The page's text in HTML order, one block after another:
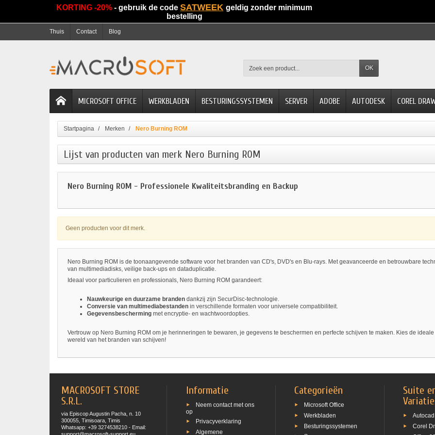
KORTING -20% - gebruik de code SATWEEK geldig zonder minimum
bestelling
Thuis Contact Blog
OK
MICROSOFT OFFICE WERKBLADEN BESTURINGSSYSTEMEN SERVER ADOBE AUTODESK COREL
Startpagina Merken Nero Burning ROM
Lijst van producten van merk Nero Burning ROM
Nero Burning ROM - Professionele Kwaliteitsbranding en Backup
Geen producten voor dit merk.
Nero Burning ROM is de toonaangevende software voor het branden van CD's, DVD's en Blu-rays. Met geavanceerde en betrouwbare
van multimediadisks, veilige back-ups en dataduplicatie.
Ideaal voor particulieren en professionals, Nero Burning ROM garandeert:
Nauwkeurige en duurzame branden dankzij zijn SecurDisc-technologie.
Conversie van multimediabestanden in verschillende formaten voor universele compatibiliteit.
Gegevensbescherming met encryptie- en wachtwoordopties.
Vertrouw op Nero Burning ROM om je herinneringen te bewaren, je gegevens te beschermen en perfecte schijven te maken. Kies de
wereld van het branden van schijven!
MACROSOFT STORE
S.R.L.
via Episcop Augustin Pacha, n. 10
300055, Timisoara, Timis
Whatsapp: +39 3274538210 - Email:
Informatie
Neem contact met ons
op
Privacyverklaring
Algemene
Categorieën
Microsoft Office
Werkbladen
Besturingssystemen
Suite
Autocad
Corel